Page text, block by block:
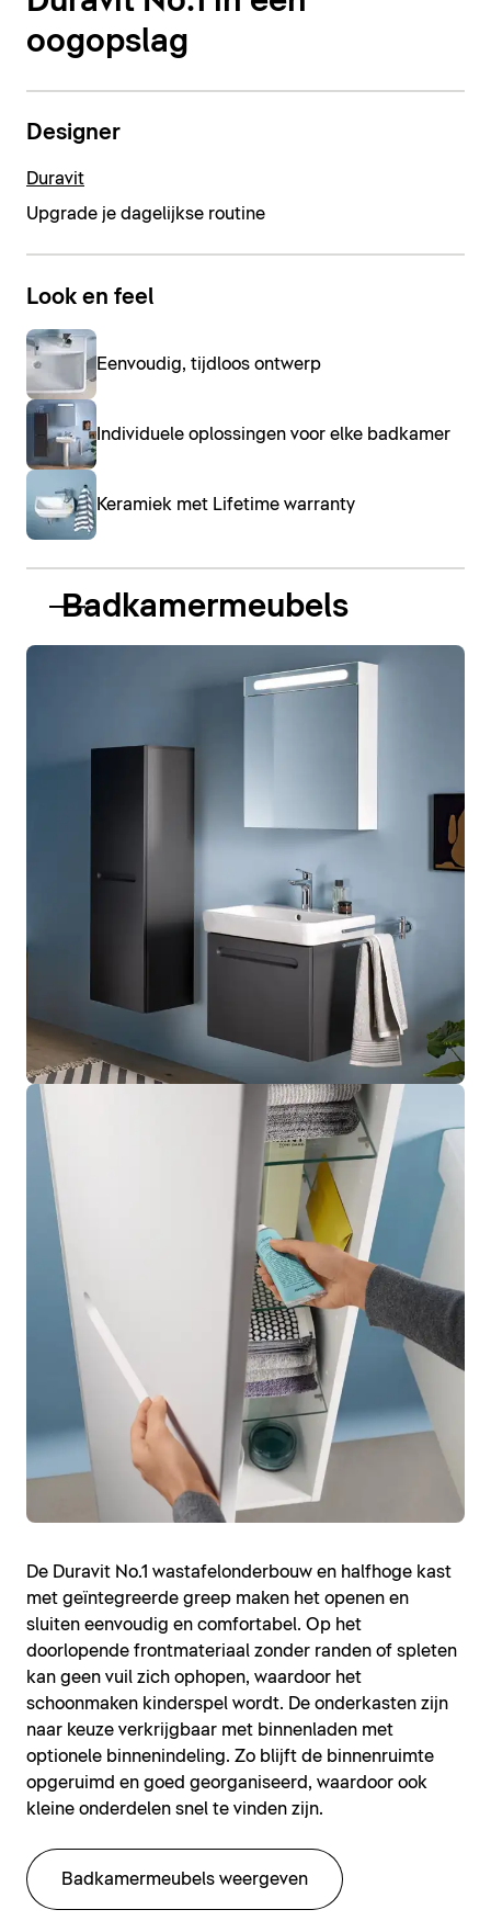
oogopslag
Designer
Duravit
Upgrade je dagelijkse routine
Look en feel
Eenvoudig, tijdloos ontwerp
Individuele oplossingen voor elke badkamer
Keramiek met Lifetime warranty
Badkamermeubels
De Duravit No.1 wastafelonderbouw en halfhoge kast
met geïntegreerde greep maken het openen en
sluiten eenvoudig en comfortabel. Op het
doorlopende frontmateriaal zonder randen of spleten
kan geen vuil zich ophopen, waardoor het
schoonmaken kinderspel wordt. De onderkasten zijn
naar keuze verkrijgbaar met binnenladen met
optionele binnenindeling. Zo blijft de binnenruimte
opgeruimd en goed georganiseerd, waardoor ook
kleine onderdelen snel te vinden zijn.
Badkamermeubels weergeven